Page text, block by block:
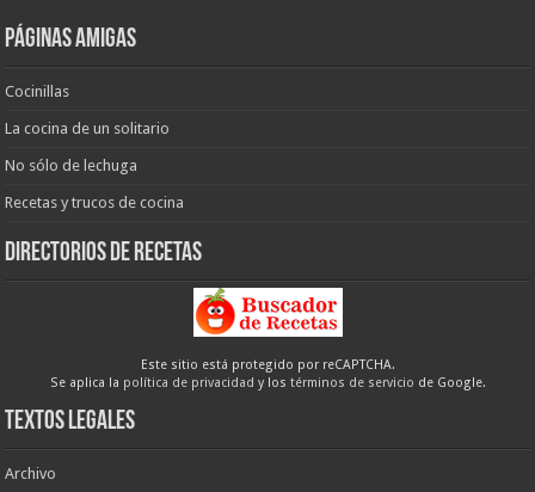
Páginas amigas
Cocinillas
La cocina de un solitario
No sólo de lechuga
Recetas y trucos de cocina
Directorios de recetas
Este sitio está protegido por reCAPTCHA.
Se aplica la política de privacidad y los términos de servicio de Google.
Textos legales
Archivo